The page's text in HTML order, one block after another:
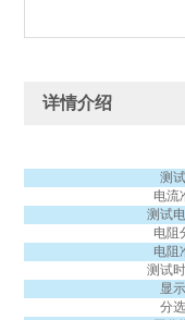
详情介绍
测
电流
测试
电阻
电阻
测试
显
分